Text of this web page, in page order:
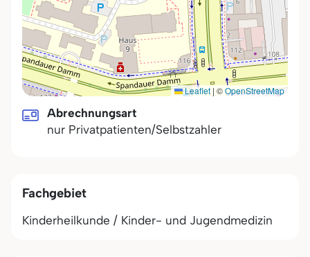
Leaflet | ©OpenStreetMap
Abrechnungsart
nur Privatpatienten/Selbstzahler
Fachgebiet
Kinderheilkunde / Kinder- und Jugendmedizin